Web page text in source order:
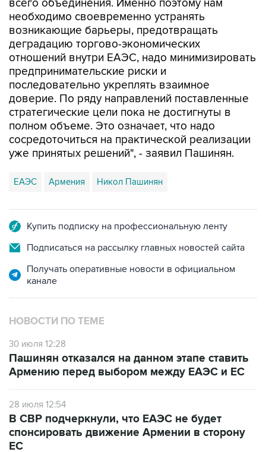
всего объединения. Именно поэтому нам
необходимо своевременно устранять
возникающие барьеры, предотвращать
деградацию торгово-экономических
отношений внутри ЕАЭС, надо минимизировать
предпринимательские риски и
последовательно укреплять взаимное
доверие. По ряду направлений поставленные
стратегические цели пока не достигнуты в
полном объеме. Это означает, что надо
сосредоточиться на практической реализации
уже принятых решений", - заявил Пашинян.
ЕАЭС Армения Никол Пашинян
Купить подписку на профессиональную ленту
Подписаться на рассылку главных новостей сайта
Получать оперативные новости в официальном
канале
НОВОСТИ ПО ТЕМЕ
30 июля 12:28
Пашинян отказался на данном этапе ставить
Армению перед выбором между ЕАЭС и ЕС
28 июля 12:54
В СВР подчеркнули, что ЕАЭС не будет
спонсировать движение Армении в сторону
ЕС